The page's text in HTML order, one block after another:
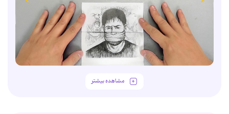
مشاهده بیشتر